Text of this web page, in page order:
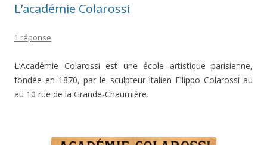
L’académie Colarossi
1 réponse
L’Académie Colarossi est une école artistique parisienne,
fondée en 1870, par le sculpteur italien Filippo Colarossi au
au 10 rue de la Grande-Chaumière.